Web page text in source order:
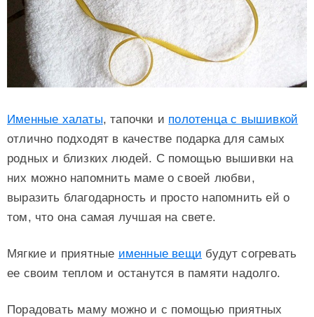
Именные халаты, тапочки и полотенца с вышивкой
отлично подходят в качестве подарка для самых
родных и близких людей. С помощью вышивки на
них можно напомнить маме о своей любви,
выразить благодарность и просто напомнить ей о
том, что она самая лучшая на свете.
Мягкие и приятные именные вещи будут согревать
ее своим теплом и останутся в памяти надолго.
Порадовать маму можно и с помощью приятных